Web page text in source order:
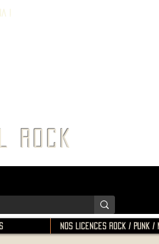
!
ROCK
Nos Licences Rock / Punk /